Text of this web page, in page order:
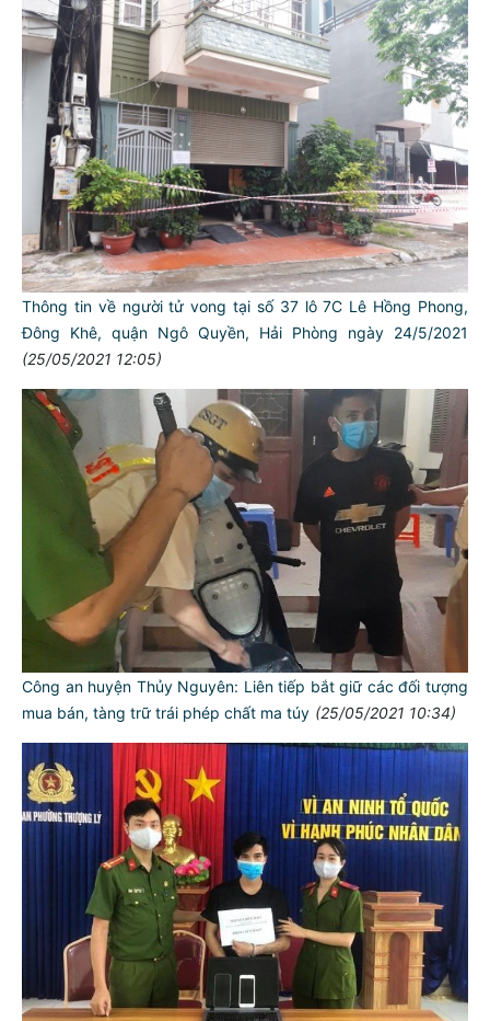
Thông tin về người tử vong tại số 37 lô 7C Lê Hồng Phong,
Đông Khê, quận Ngô Quyền, Hải Phòng ngày 24/5/2021
(25/05/2021 12:05)
Công an huyện Thủy Nguyên: Liên tiếp bắt giữ các đối tượng
mua bán, tàng trữ trái phép chất ma túy (25/05/2021 10:34)